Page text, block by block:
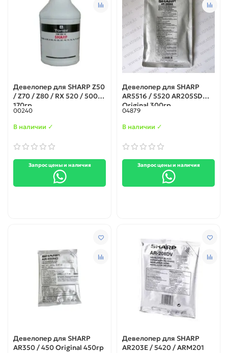
Девелопер для SHARP Z50
/ Z70 / Z80 / RX 520 / 5009
170гр
00240
В наличии ✓
Запрос цены и наличия
Девелопер для SHARP
AR5516 / 5520 AR205SD
Original 300гр
04879
В наличии ✓
Запрос цены и наличия
Девелопер для SHARP
AR350 / 450 Original 450гр
Девелопер для SHARP
AR203E / 5420 / ARM201